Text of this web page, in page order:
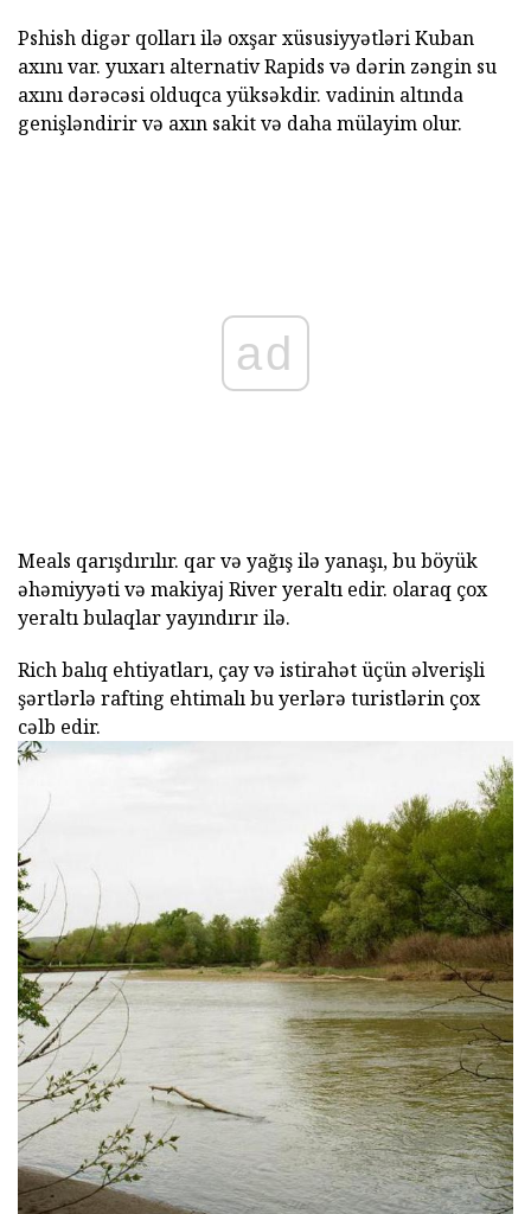
Pshish digər qolları ilə oxşar xüsusiyyətləri Kuban
axını var. yuxarı alternativ Rapids və dərin zəngin su
axını dərəcəsi olduqca yüksəkdir. vadinin altında
genişləndirir və axın sakit və daha mülayim olur.
ad
Meals qarışdırılır. qar və yağış ilə yanaşı, bu böyük
əhəmiyyəti və makiyaj River yeraltı edir. olaraq çox
yeraltı bulaqlar yayındırır ilə.
Rich balıq ehtiyatları, çay və istirahət üçün əlverişli
şərtlərlə rafting ehtimalı bu yerlərə turistlərin çox
cəlb edir.